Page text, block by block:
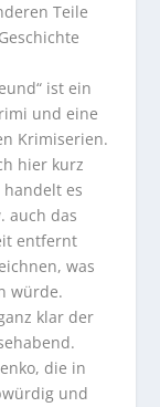
Teile
ist ein
und eine
Krimiserien.
hier kurz
es
auch das
entfernt
was
würde.
klar der
die in
und